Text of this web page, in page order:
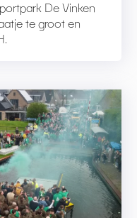
De Vinken
te groot en